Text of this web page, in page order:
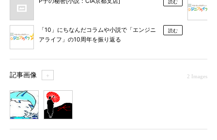
読む
「10」にちなんだコラムや小説で「エンジニ
アライフ」の10周年を振り返る
読む
記事画像 ＋ 2 Images